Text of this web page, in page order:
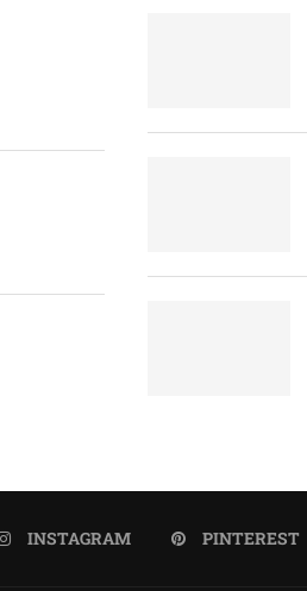
INSTAGRAM PINTEREST